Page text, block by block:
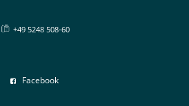
+49 5248 508-60
Facebook